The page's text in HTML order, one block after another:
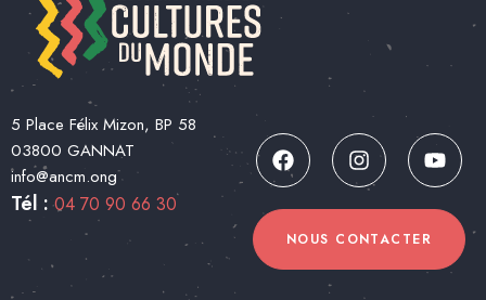
5 Place Félix Mizon, BP 58
03800 GANNAT
info@ancm.ong
Tél :04 70 90 66 30
NOUS CONTACTER